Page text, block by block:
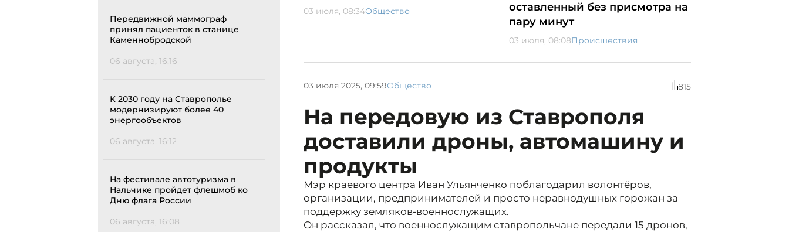
Передвижной маммограф
принял пациенток в станице
Каменнобродской
06 августа, 16:16
К 2030 году на Ставрополье
модернизируют более 40
энергообъектов
06 августа, 16:12
На фестивале автотуризма в
Нальчике пройдет флешмоб ко
Дню флага России
06 августа, 16:08
03 июля, 08:34Общество
оставленный без присмотра на
пару минут
03 июля, 08:08Происшествия
03 июля 2025, 09:59Общество 815
На передовую из Ставрополя
доставили дроны, автомашину и
продукты
Мэр краевого центра Иван Ульянченко поблагодарил волонтёров,
организации, предпринимателей и просто неравнодушных горожан за
поддержку земляков-военнослужащих.
Он рассказал, что военнослужащим ставропольчане передали 15 дронов,